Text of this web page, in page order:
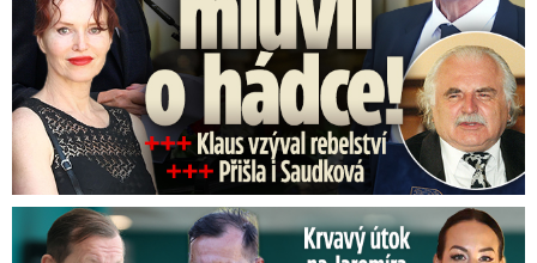
Útok na Jaromíra Soukupa: Reakce Agáty na zmlácení jejího ex